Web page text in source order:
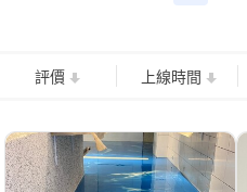
評價 上線時間